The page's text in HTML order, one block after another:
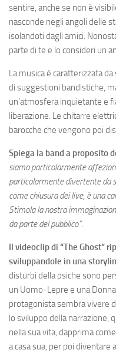
sentire, anche se non è
nasconde negli angoli delle
isolandoti dagli amici.
parte di te e lo consideri un
La musica è caratterizzata
di suggestioni bandistiche,
un’atmosfera inquietante e
liberazione. Le chitarre
barocche che vengono poi
Spiega la band a proposito
siamo particolarmente
particolarmente divertente da
come chiusura dei live, è una
Stimola la nostra
da parte del pubblico”.
Il videoclip di “The Ghost”
sviluppandole in una
disturbi della psiche sono
un Uomo-Lepre e una
protagonista sembra vivere
lo sviluppo della narrazione,
nella sua vita, dapprima
a casa sua, per poi diventare